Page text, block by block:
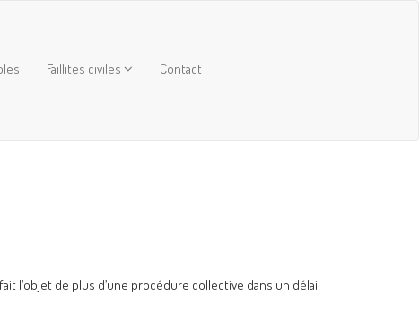
Faillites civiles Contact
l’objet de plus d’une procédure collective dans un délai